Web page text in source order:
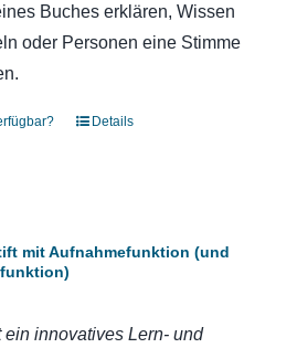
Buches erklären, Wissen
oder Personen eine Stimme
Details
mit Aufnahmefunktion (und
ein innovatives Lern- und